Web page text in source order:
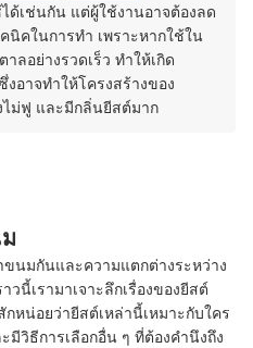
ด้เช่นกัน แต่ผู้ใช้งานอาจต้องลด
คในการทำ เพราะหากใช้ใน
อย่างรวดเร็ว ทำให้เกิด
อาจทำให้โครงสร้างของ
ม่ฟู และมีกลิ่นยีสต์มาก
ขนมกันและความแตกต่างระหว่าง
นี้เรามาเจาะลึกเรื่องของยีสต์
หน่อยว่ายีสต์เหล่านี้เหมาะกับใคร
วิธีการเลือกอื่น ๆ ที่ต้องคำนึงถึง